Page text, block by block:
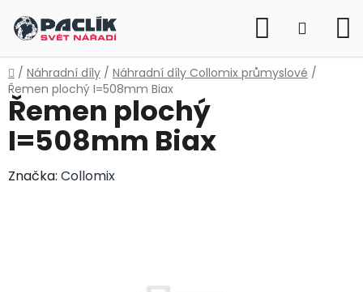
na
obsah
Hledat
KOŠÍK
Domů
/ Náhradní díly / Náhradní díly Collomix průmyslové /
Řemen plochý I=508mm Biax
Řemen plochý
I=508mm Biax
Značka: Collomix